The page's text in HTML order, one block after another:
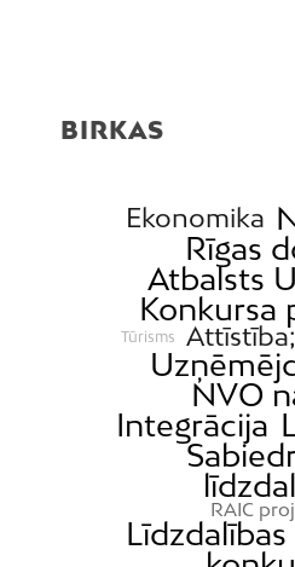
BIRKAS
Ekonomika
Rīgas
Atbalsts
Konkursa
Tūrisms
NVO
Integrācija
RAIC